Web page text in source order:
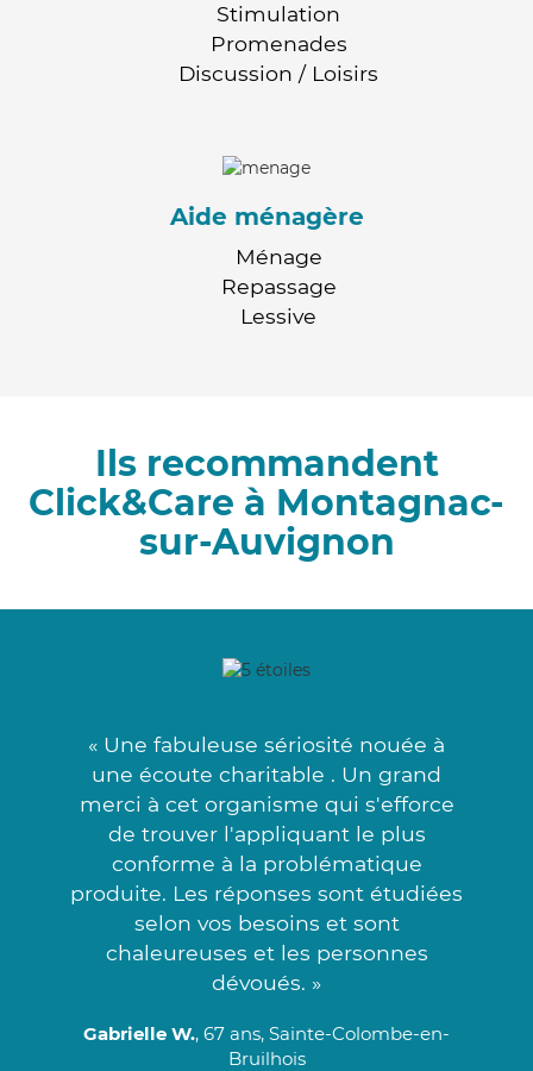
Stimulation
Promenades
Discussion / Loisirs
Aide ménagère
Ménage
Repassage
Lessive
Ils recommandent
Click&Care à Montagnac-
sur-Auvignon
« Une fabuleuse sériosité nouée à
une écoute charitable . Un grand
merci à cet organisme qui s'efforce
de trouver l'appliquant le plus
conforme à la problématique
produite. Les réponses sont étudiées
selon vos besoins et sont
chaleureuses et les personnes
dévoués. »
Gabrielle W., 67 ans, Sainte-Colombe-en-
Bruilhois